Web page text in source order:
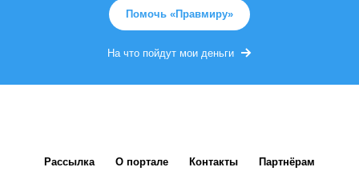
Помочь «Правмиру»
На что пойдут мои деньги
Рассылка О портале Контакты Партнёрам